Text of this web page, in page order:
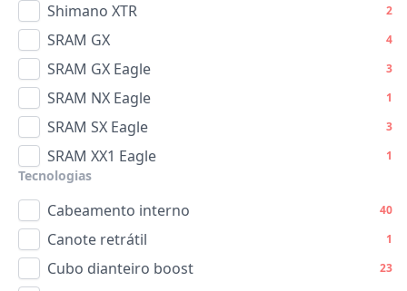
Shimano XTR 2
SRAM GX 4
SRAM GX Eagle 3
SRAM NX Eagle 1
SRAM SX Eagle 3
SRAM XX1 Eagle 1
Tecnologias
Cabeamento interno 40
Canote retrátil 1
Cubo dianteiro boost 23